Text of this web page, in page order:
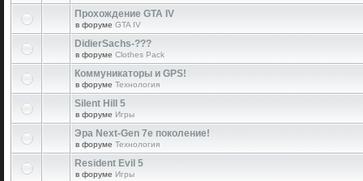
Прохождение GTA IV
в форуме GTA IV
DidierSachs-???
в форуме Clothes Pack
Коммуникаторы и GPS!
в форуме Технология
Silent Hill 5
в форуме Игры
Эра Next-Gen 7е поколение!
в форуме Технология
Resident Evil 5
в форуме Игры